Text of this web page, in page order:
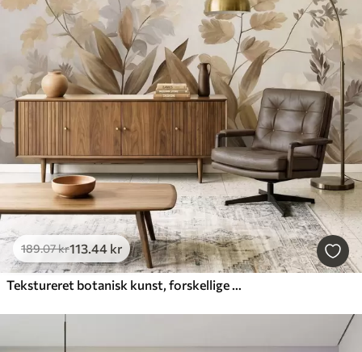
189.07kr113.44 kr
Tekstureret botanisk kunst, forskellige planter og blade i brune og beige nuancer